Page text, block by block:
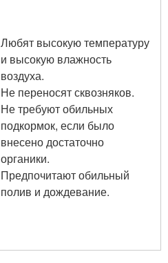
Любят высокую температуру
и высокую влажность
воздуха.
Не переносят сквозняков.
Не требуют обильных
подкормок, если было
внесено достаточно
органики.
Предпочитают обильный
полив и дождевание.